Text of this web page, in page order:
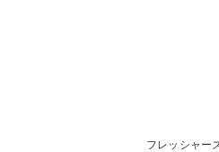
フレッシャー